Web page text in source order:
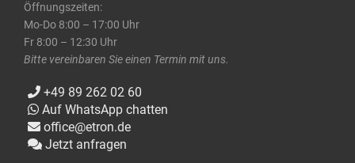
Öffnungszeiten:
Mo-Do 8:00 – 17:00 Uhr
Fr 8:00 – 12:30 Uhr
Bitte vereinbaren Sie einen Termin mit uns.
+49 89 262 02 60
Auf WhatsApp chatten
office@etron.de
Jetzt anfragen